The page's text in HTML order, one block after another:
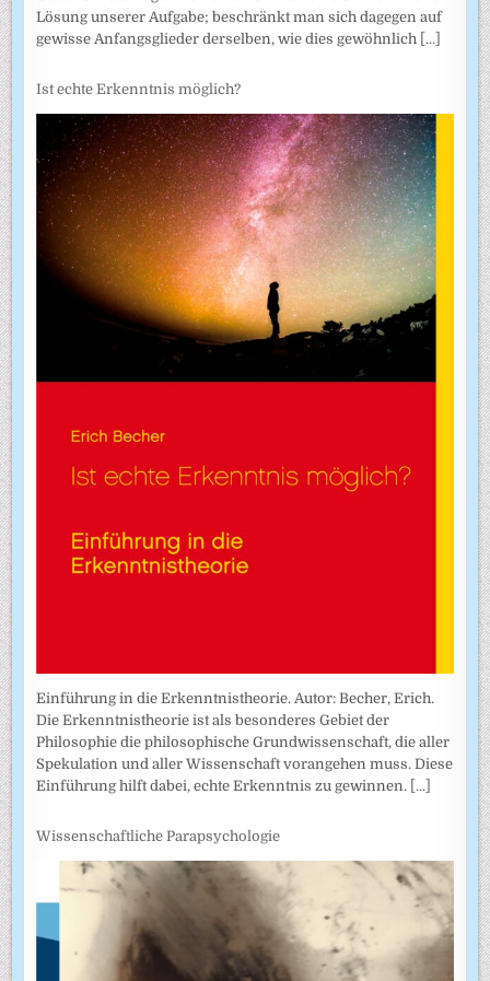
Lösung unserer Aufgabe; beschränkt man sich dagegen auf
gewisse Anfangsglieder derselben, wie dies gewöhnlich [...]
Ist echte Erkenntnis möglich?
Einführung in die Erkenntnistheorie. Autor: Becher, Erich.
Die Erkenntnistheorie ist als besonderes Gebiet der
Philosophie die philosophische Grundwissenschaft, die aller
Spekulation und aller Wissenschaft vorangehen muss. Diese
Einführung hilft dabei, echte Erkenntnis zu gewinnen. [...]
Wissenschaftliche Parapsychologie